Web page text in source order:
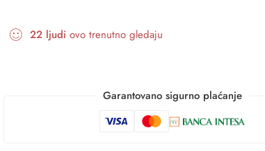
22 ljudi ovo trenutno gledaju
Garantovano sigurno plaćanje